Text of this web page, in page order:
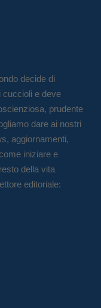
decide di
cuccioli e deve
prudente
dare ai nostri
aggiornamenti,
iniziare e
della vita
editoriale: